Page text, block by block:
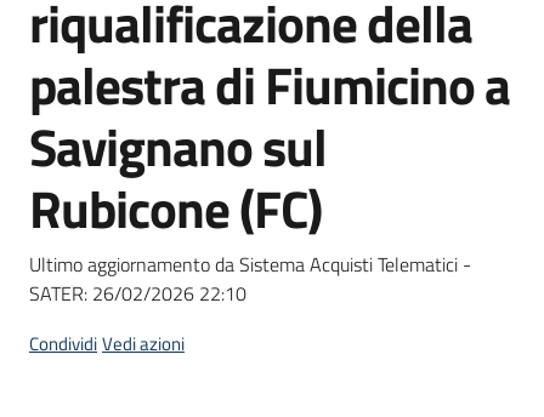
di
acquisto
Supporto
telematiche
riqualificazione della
palestra di Fiumicino a
Savignano sul
Rubicone (FC)
Ultimo aggiornamento da Sistema Acquisti Telematici -
SATER: 26/02/2026 22:10
CondividiVedi azioni